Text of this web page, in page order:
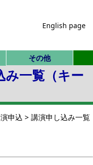
English page
その他
み一覧（キー
申込 > 講演申し込み一覧